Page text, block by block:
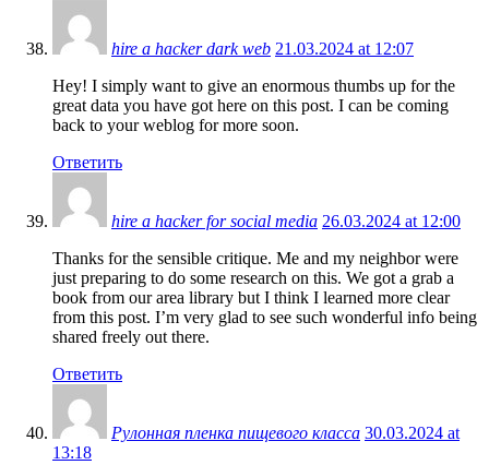
hire a hacker dark web 21.03.2024 at 12:07
Hey! I simply want to give an enormous thumbs up for the
great data you have got here on this post. I can be coming
back to your weblog for more soon.
Ответить
hire a hacker for social media 26.03.2024 at 12:00
Thanks for the sensible critique. Me and my neighbor were
just preparing to do some research on this. We got a grab a
book from our area library but I think I learned more clear
from this post. I’m very glad to see such wonderful info being
shared freely out there.
Ответить
Рулонная пленка пищевого класса 30.03.2024 at
13:18